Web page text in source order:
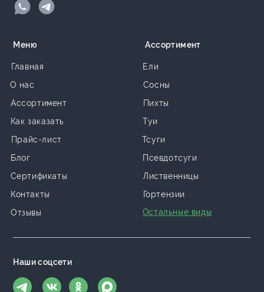
Главная
Меню
О нас
Ассортимент
Как заказать
Прайс-лист
Отзывы
Контакты
Ели
Ассортимент
Сосны
Пихты
Туи
Тсуги
Псевдотсуги
Лиственницы
Гортензии
Наши соцсети
Остальные виды
Блог
Сертификаты